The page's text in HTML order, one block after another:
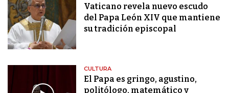
Vaticano revela nuevo escudo
del Papa León XIV que mantiene
su tradición episcopal
CULTURA
El Papa es gringo, agustino,
politólogo, matemático y